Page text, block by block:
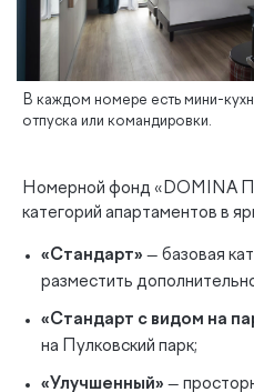
В каждом номере есть мини-
отпуска или командировки.
Номерной фонд «DOMINA
категорий апартаментов в
«Стандарт» — базовая
разместить
«Стандарт с видом на
на Пулковский парк;
«Улучшенный» —